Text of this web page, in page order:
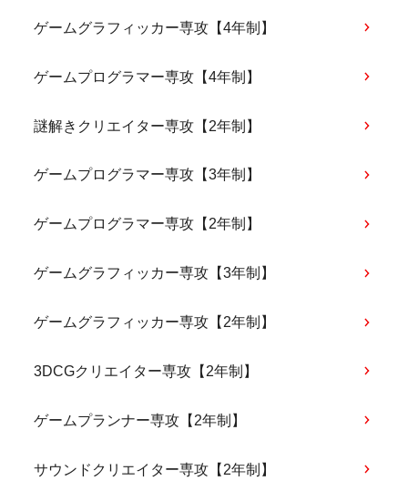
ゲームグラフィッカー専攻【4年制】
ゲームプログラマー専攻【4年制】
謎解きクリエイター専攻【2年制】
ゲームプログラマー専攻【3年制】
ゲームプログラマー専攻【2年制】
ゲームグラフィッカー専攻【3年制】
ゲームグラフィッカー専攻【2年制】
3DCGクリエイター専攻【2年制】
ゲームプランナー専攻【2年制】
サウンドクリエイター専攻【2年制】